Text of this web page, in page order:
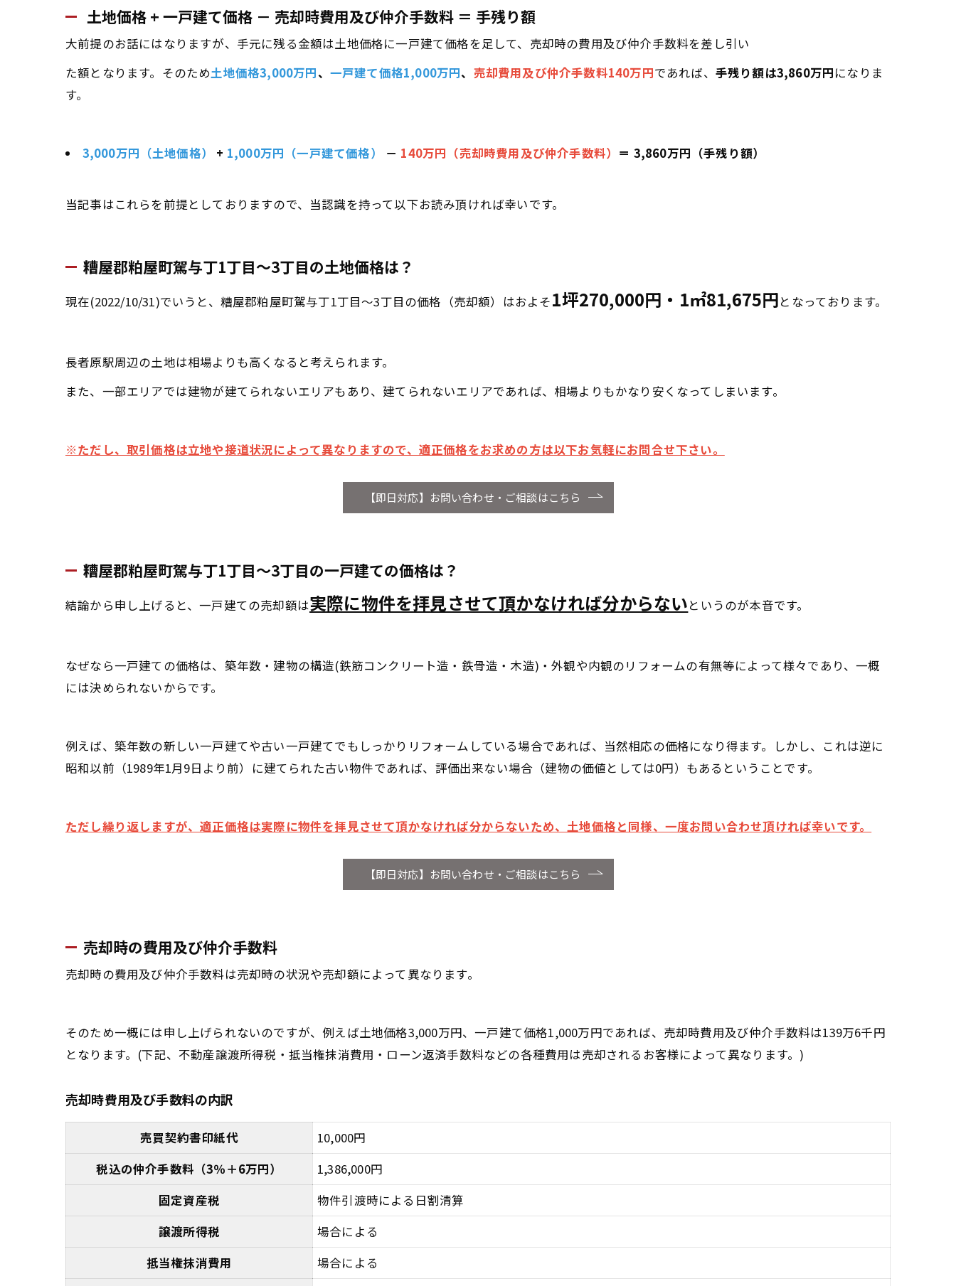
土地価格 + 一戸建て価格 － 売却時費用及び仲介手数料 ＝ 手残り額
大前提のお話にはなりますが、手元に残る金額は土地価格に一戸建て価格を足して、売却時の費用及び仲介手数料を差し引い
た額となります。そのため土地価格3,000万円、 一戸建て価格1,000万円、 売却費用及び仲介手数料140万円であれば、 手残り額は3,860万円になりま
す。
3,000万円（土地価格） + 1,000万円（一戸建て価格） － 140万円（売却時費用及び仲介手数料） ＝ 3,860万円（手残り額）
当記事はこれらを前提としておりますので、当認識を持って以下お読み頂ければ幸いです。
糟屋郡粕屋町駕与丁1丁目～3丁目の土地価格は？
現在(2022/10/31)でいうと、糟屋郡粕屋町駕与丁1丁目～3丁目の価格（売却額）はおよそ1坪270,000円・1㎡81,675円となっております。
長者原駅周辺の土地は相場よりも高くなると考えられます。
また、一部エリアでは建物が建てられないエリアもあり、建てられないエリアであれば、相場よりもかなり安くなってしまいます。
※ただし、取引価格は立地や接道状況によって異なりますので、適正価格をお求めの方は以下お気軽にお問合せ下さい。
【即日対応】お問い合わせ・ご相談はこちら
糟屋郡粕屋町駕与丁1丁目～3丁目の一戸建ての価格は？
結論から申し上げると、一戸建ての売却額は実際に物件を拝見させて頂かなければ分からないというのが本音です。
なぜなら一戸建ての価格は、築年数・建物の構造(鉄筋コンクリート造・鉄骨造・木造)・外観や内観のリフォームの有無等によって様々であり、一概
には決められないからです。
例えば、築年数の新しい一戸建てや古い一戸建てでもしっかりリフォームしている場合であれば、当然相応の価格になり得ます。しかし、これは逆に
昭和以前（1989年1月9日より前）に建てられた古い物件であれば、評価出来ない場合（建物の価値としては0円）もあるということです。
ただし繰り返しますが、適正価格は実際に物件を拝見させて頂かなければ分からないため、土地価格と同様、一度お問い合わせ頂ければ幸いです。
【即日対応】お問い合わせ・ご相談はこちら
売却時の費用及び仲介手数料
売却時の費用及び仲介手数料は売却時の状況や売却額によって異なります。
そのため一概には申し上げられないのですが、例えば土地価格3,000万円、一戸建て価格1,000万円であれば、売却時費用及び仲介手数料は139万6千円
となります。(下記、不動産譲渡所得税・抵当権抹消費用・ローン返済手数料などの各種費用は売却されるお客様によって異なります。)
売却時費用及び手数料の内訳
売買契約書印紙代
10,000円
税込の仲介手数料（3％＋6万円）
1,386,000円
固定資産税
物件引渡時による日割清算
譲渡所得税
場合による
抵当権抹消費用
場合による